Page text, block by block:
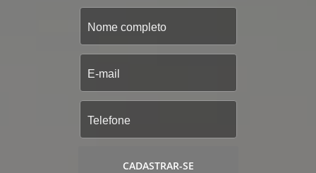
CADASTRAR-SE